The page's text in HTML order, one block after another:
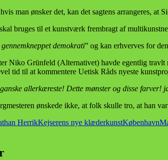
man ønsker det, kan det sagtens arrangeres, at
bruges til et kunstværk frembragt af
demokrati” og kan erhverves for
Niko Grünfeld (Alternativet) havde egentlig travlt
tid til at kommentere Uetisk Råds nyeste
allerkæreste! Dette mønster og disse farver!
ønskede ikke, at folk skulle tro, at han
HerrikKejserens nye klæderkunstKøbenhavn